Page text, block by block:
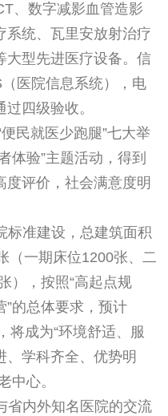
、数字减影血管造影
系统、瓦里安放射治疗
大型先进医疗设备。信
医院信息系统），电
四级验收。
民就医少跑腿”七大举
体验”主题活动，得到
度评价，社会满意度明
标准建设，总建筑面积
（一期床位1200张、二
），按照“高起点规
的总体要求，预计
将成为“环境舒适、服
、学科齐全、优势明
中心。
省内外知名医院的交流